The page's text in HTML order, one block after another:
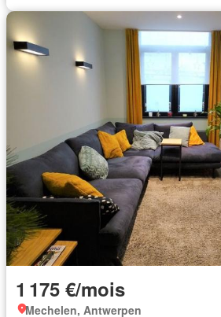
1 175 €/mois
Mechelen, Antwerpen